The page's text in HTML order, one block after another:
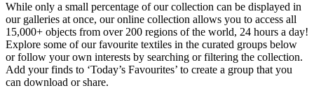
While only a small percentage of our collection can be displayed in
our galleries at once, our online collection allows you to access all
15,000+ objects from over 200 regions of the world, 24 hours a day!
Explore some of our favourite textiles in the curated groups below
or follow your own interests by searching or filtering the collection.
Add your finds to ‘Today’s Favourites’ to create a group that you
can download or share.